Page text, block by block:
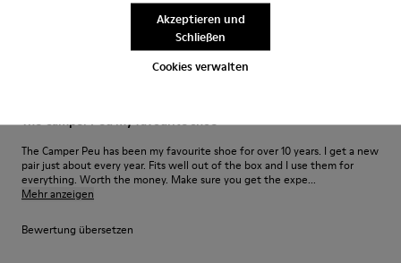
Cookies verwalten
Akzeptieren und
Schließen
Klein
Schmal
The Camper Peu my favourite shoe
The Camper Peu has been my favourite shoe for over 10 years. I get a new
pair just about every year. Fits well out of the box and I use them for
everything. Worth the money. Make sure you get the expe...
Mehr anzeigen
Bewertung übersetzen